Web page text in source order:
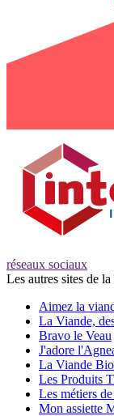
réseaux sociaux
Les autres sites de
Aimez la
La Viande,
Bravo le Veau
J'adore
La Viande Bio
Les Produits
Les métiers
Mon assiette